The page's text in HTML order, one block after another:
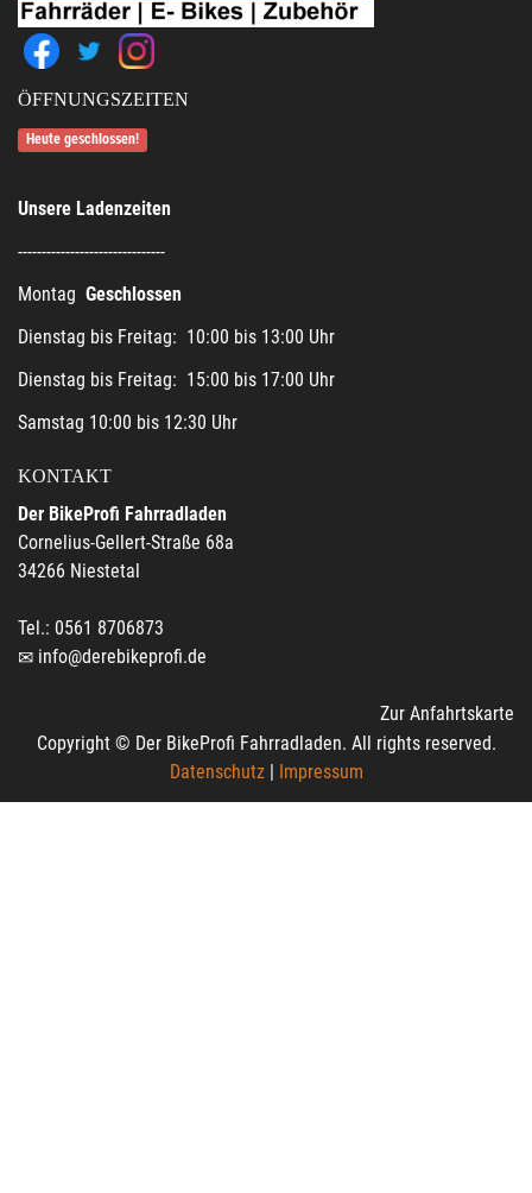
ÖFFNUNGSZEITEN
Heute geschlossen!
Unsere Ladenzeiten
-------------------------------
Montag Geschlossen
Dienstag bis Freitag: 10:00 bis 13:00 Uhr
Dienstag bis Freitag: 15:00 bis 17:00 Uhr
Samstag 10:00 bis 12:30 Uhr
KONTAKT
Der BikeProfi Fahrradladen
Cornelius-Gellert-Straße 68a
34266 Niestetal
Tel.: 0561 8706873
info@derebikeprofi.de
Zur Anfahrtskarte
Copyright © Der BikeProfi Fahrradladen. All rights reserved.
Datenschutz| Impressum